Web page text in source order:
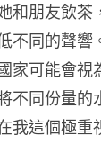
和朋友飲茶
不同的聲響
家可能會視
不同份量的
我這個極重